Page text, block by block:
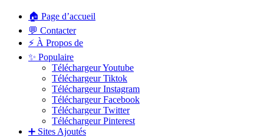
🏠 Page d’accueil
💬 Contacter
⚡ À Propos de
✨ Populaire
Téléchargeur Youtube
Téléchargeur Tiktok
Téléchargeur Instagram
Téléchargeur Facebook
Téléchargeur Twitter
Téléchargeur Pinterest
➕ Sites Ajoutés